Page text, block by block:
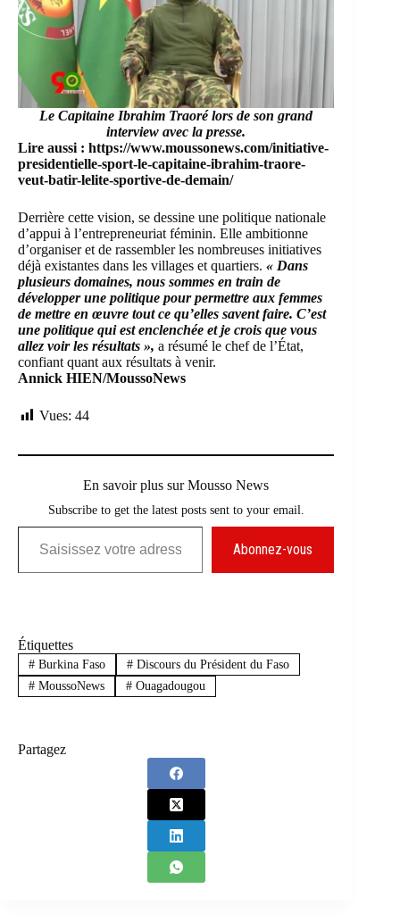
Le Capitaine Ibrahim Traoré lors de son grand
interview avec la presse.
Lire aussi : https://www.moussonews.com/initiative-
presidentielle-sport-le-capitaine-ibrahim-traore-
veut-batir-lelite-sportive-de-demain/
Derrière cette vision, se dessine une politique nationale
d’appui à l’entrepreneuriat féminin. Elle ambitionne
d’organiser et de rassembler les nombreuses initiatives
déjà existantes dans les villages et quartiers. « Dans
plusieurs domaines, nous sommes en train de
développer une politique pour permettre aux femmes
de mettre en œuvre tout ce qu’elles savent faire. C’est
une politique qui est enclenchée et je crois que vous
allez voir les résultats », a résumé le chef de l’État,
confiant quant aux résultats à venir.
Annick HIEN/MoussoNews
Vues: 44
En savoir plus sur Mousso News
Subscribe to get the latest posts sent to your email.
Saisissez votre adresse e-mail…
Abonnez-vous
Étiquettes
#Burkina Faso #Discours du Président du Faso
#MoussoNews #Ouagadougou
Partagez